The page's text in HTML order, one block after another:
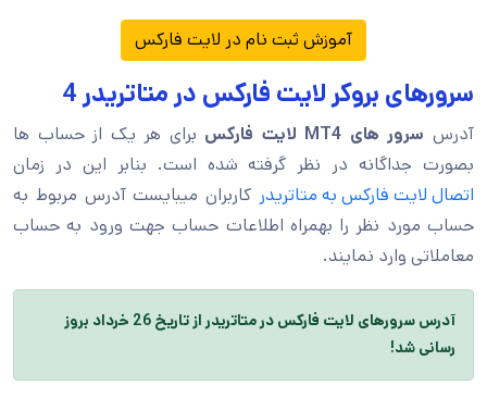
آموزش ثبت نام در لایت فارکس
سرورهای بروکر لایت فارکس در متاتریدر 4
آدرس سرور های MT4 لایت فارکس
برای هر یک از حساب ها
بصورت جداگانه در نظر گرفته شده است. بنابر این در زمان
اتصال لایت فارکس به متاتریدر کاربران میبایست آدرس مربوط به
حساب مورد نظر را بهمراه اطلاعات حساب جهت ورود به حساب
معاملاتی وارد نمایند.
آدرس سرورهای لایت فارکس در متاتریدر از تاریخ 26 خرداد بروز
رسانی شد!